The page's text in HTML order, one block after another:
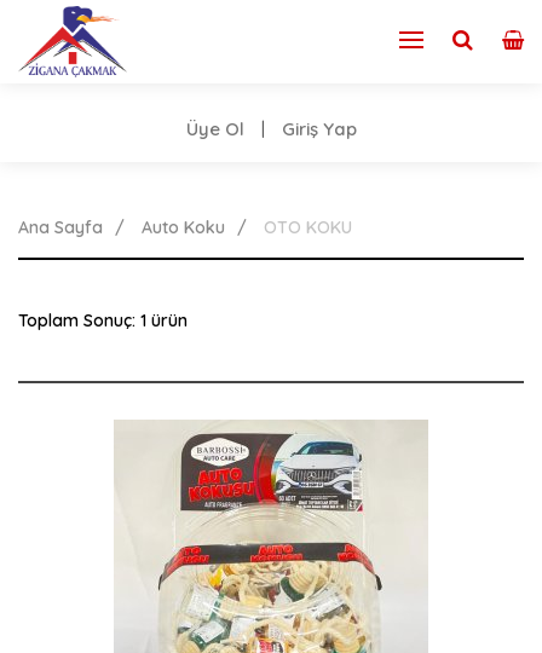
Üye Ol Giriş Yap
Ana Sayfa Auto Koku OTO KOKU
Toplam Sonuç: 1 ürün